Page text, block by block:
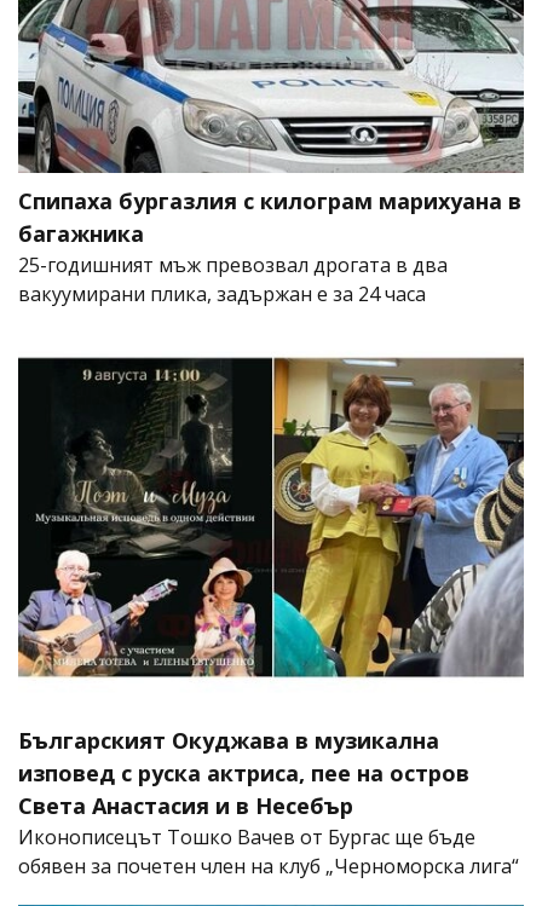
Спипаха бургазлия с килограм марихуана в
багажника
25-годишният мъж превозвал дрогата в два
вакуумирани плика, задържан е за 24 часа
Българският Окуджава в музикална
изповед с руска актриса, пее на остров
Света Анастасия и в Несебър
Иконописецът Тошко Вачев от Бургас ще бъде
обявен за почетен член на клуб „Черноморска лига“